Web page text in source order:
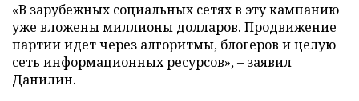
«В зарубежных социальных сетях в эту кампанию
уже вложены миллионы долларов. Продвижение
партии идет через алгоритмы, блогеров и целую
сеть информационных ресурсов», – заявил
Данилин.